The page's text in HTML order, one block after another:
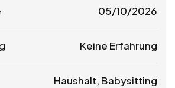
05/10/2026
Keine Erfahrung
Haushalt, Babysitting